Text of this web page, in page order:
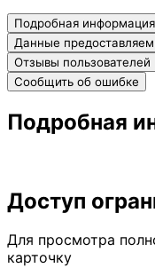
Подробная информация
Данные
Отзывы пользователей
Сообщить об ошибке
Подробная
Доступ
Для просмотра
карточку